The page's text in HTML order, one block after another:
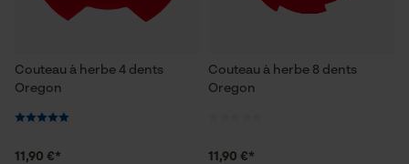
Couteau à herbe 4 dents
Oregon
11,90 €*
Couteau à herbe 8 dents
Oregon
11,90 €*